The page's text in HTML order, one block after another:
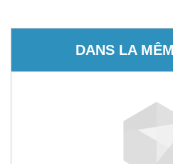
DANS LA